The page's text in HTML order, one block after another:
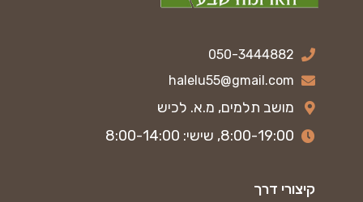
050-3444882
halelu55@gmail.com
מושב תלמים, מ.א. לכיש
8:00-19:00, שישי: 8:00-14:00
קיצורי דרך